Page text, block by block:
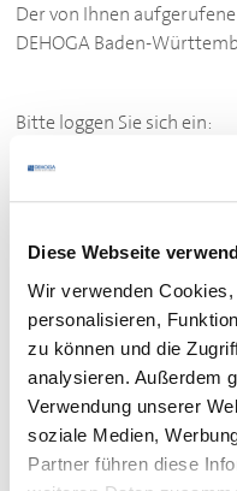
Diese Webseite
Wir verwenden
personalisieren,
zu können und die
analysieren. Außerdem
Verwendung unserer
soziale Medien,
Partner führen diese
Der von Ihnen
DEHOGABaden-
Bitte loggen Sie sich ein:
ZUM LOGIN
Württemberg?
Werden Sie hier Mitglied.
Ihr Kontakt
Beifachlichen Fragen